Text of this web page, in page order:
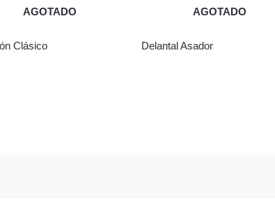
AGOTADO
Clásico
AGOTADO
Delantal Asador